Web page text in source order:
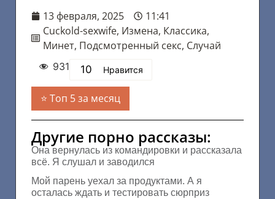
13 февраля, 2025
11:41
Cuckold-sexwife, Измена, Классика,
Минет, Подсмотренный секс, Случай
931 10 Нравится
Топ 5 за месяц
Другие порно рассказы:
Она вернулась из командировки и рассказала
всё. Я слушал и заводился
Мой парень уехал за продуктами. А я
осталась ждать и тестировать сюрприз